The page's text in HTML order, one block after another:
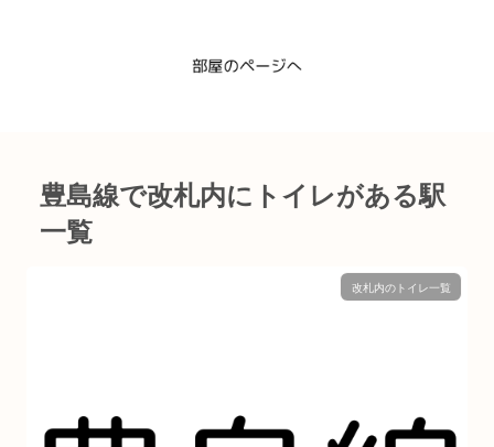
豊島線で改札内にトイレがある駅
一覧
改札内のトイレ一覧